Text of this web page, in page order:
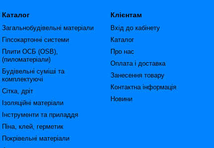
Каталог
Загальнобудівельні матеріали
Гіпсокартонні системи
Плити ОСБ (OSB),
(пиломатеріали)
Будівельні суміші та
комплектуючі
Сітка, дріт
Ізоляційні матеріали
Інструменти та приладдя
Піна, клей, герметик
Покрівельні матеріали
Клієнтам
Вхід до кабінету
Каталог
Про нас
Оплата і доставка
Занесення товару
Контактна інформація
Новини